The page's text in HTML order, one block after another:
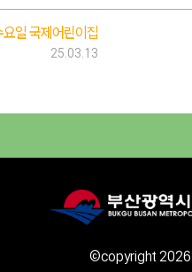
일 국제어린이집
25.03.13
©copyright 2026